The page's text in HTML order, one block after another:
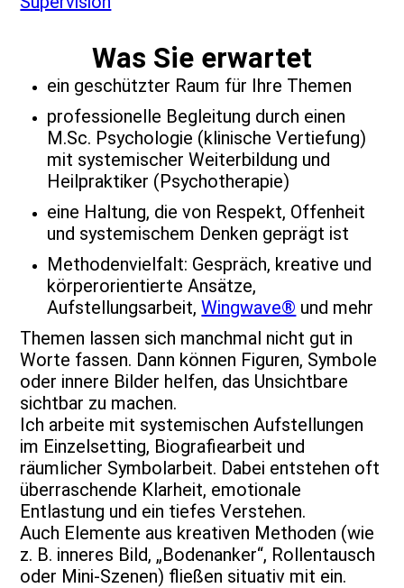
Was Sie erwartet
ein geschützter Raum für Ihre Themen
professionelle Begleitung durch einen
M.Sc. Psychologie (klinische Vertiefung)
mit systemischer Weiterbildung und
Heilpraktiker (Psychotherapie)
eine Haltung, die von Respekt, Offenheit
und systemischem Denken geprägt ist
Methodenvielfalt: Gespräch, kreative und
körperorientierte Ansätze,
Aufstellungsarbeit,Wingwave® und mehr
Themen lassen sich manchmal nicht gut in
Worte fassen. Dann können Figuren, Symbole
oder innere Bilder helfen, das Unsichtbare
sichtbar zu machen.
Ich arbeite mit systemischen Aufstellungen
im Einzelsetting, Biografiearbeit und
räumlicher Symbolarbeit. Dabei entstehen oft
überraschende Klarheit, emotionale
Entlastung und ein tiefes Verstehen.
Auch Elemente aus kreativen Methoden (wie
z. B. inneres Bild, „Bodenanker“, Rollentausch
oder Mini-Szenen) fließen situativ mit ein.